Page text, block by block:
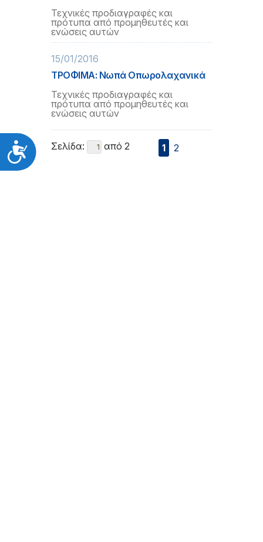
Προσιτότητα
Τεχνικές προδιαγραφές και
πρότυπα από προμηθευτές και
ενώσεις αυτών
15/01/2016
ΤΡΟΦΙΜΑ: Νωπά Οπωρολαχανικά
Τεχνικές προδιαγραφές και
πρότυπα από προμηθευτές και
ενώσεις αυτών
Σελίδα: από 2 1 2